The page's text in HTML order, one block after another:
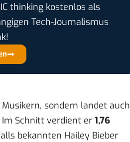
thinking kostenlos als
Tech-Journalismus
sondern landet auch
Schnitt verdient er 1,76
bekannten Hailey Bieber